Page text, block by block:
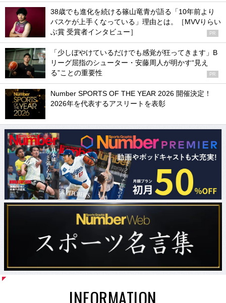
38歳でも進化を続ける篠山竜青が語る「10年前より
バスケが上手くなっている」理由とは。［MVVりらい
ぶ賞 受賞者インタビュー］
PR
「少しぼやけているだけでも感覚が狂ってきます」B
リーグ屈指のシューター・安藤周人が明かす“見え
る”ことの重要性
PR
Number SPORTS OF THE YEAR 2026 開催決定！
2026年を代表するアスリートを表彰
INFORMATION